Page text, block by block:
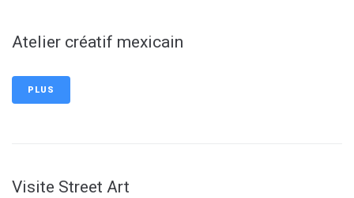
Atelier créatif mexicain
PLUS
Visite Street Art